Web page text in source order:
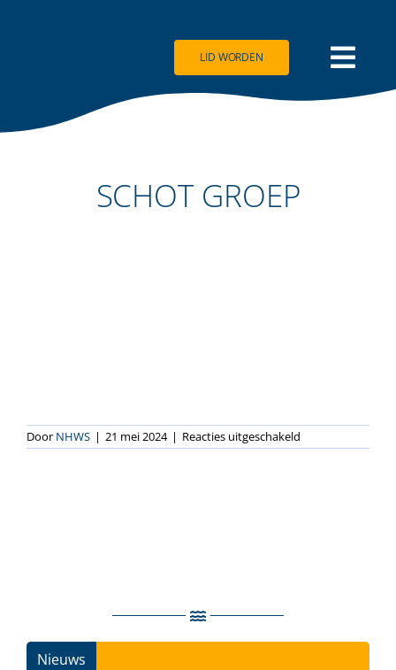
LID WORDEN
SCHOT GROEP
Door NHWS | 21 mei 2024 | Reacties uitgeschakeld
Schot
Nieuws